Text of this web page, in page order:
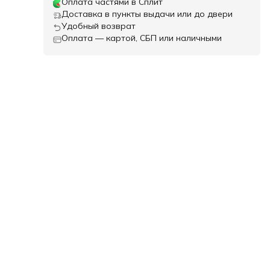
Доставка в пункты выдачи или до двери
Удобный возврат
Оплата — картой, СБП или наличными